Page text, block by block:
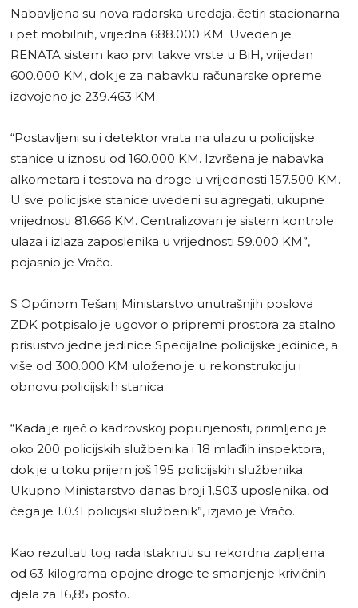
Nabavljena su nova radarska uređaja, četiri stacionarna
i pet mobilnih, vrijedna 688.000 KM. Uveden je
RENATA sistem kao prvi takve vrste u BiH, vrijedan
600.000 KM, dok je za nabavku računar­ske opreme
izdvojeno je 239.463 KM.
“Postavljeni su i detektor vrata na ulazu u policijske
stanice u iznosu od 160.000 KM. Izvršena je nabavka
alkometara i testova na droge u vrijednosti 157.500 KM.
U sve policijske stanice uvedeni su agregati, ukupne
vrijednosti 81.666 KM. Centralizovan je sistem kontrole
ulaza i izlaza zaposlenika u vrijednosti 59.000 KM”,
pojasnio je Vračo.
S Općinom Tešanj Ministarstvo unutrašnjih poslova
ZDK potpisalo je ugovor o pripremi prostora za stalno
prisustvo jedne jedinice Specijalne policijske jedinice, a
više od 300.000 KM uloženo je u rekonstrukciju i
obnovu policijskih stanica.
“Kada je riječ o kadrovskoj popunjenosti, primljeno je
oko 200 policijskih službenika i 18 mlađih inspektora,
dok je u toku prijem još 195 policijskih službenika.
Ukupno Ministarstvo danas broji 1.503 uposlenika, od
čega je 1.031 policijski službenik”, izjavio je Vračo.
Kao rezultati tog rada istaknuti su rekordna zapljena
od 63 kilograma opojne droge te smanjenje krivičnih
djela za 16,85 posto.